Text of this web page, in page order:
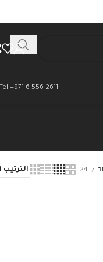
Tel:+971 6 556 2611
24